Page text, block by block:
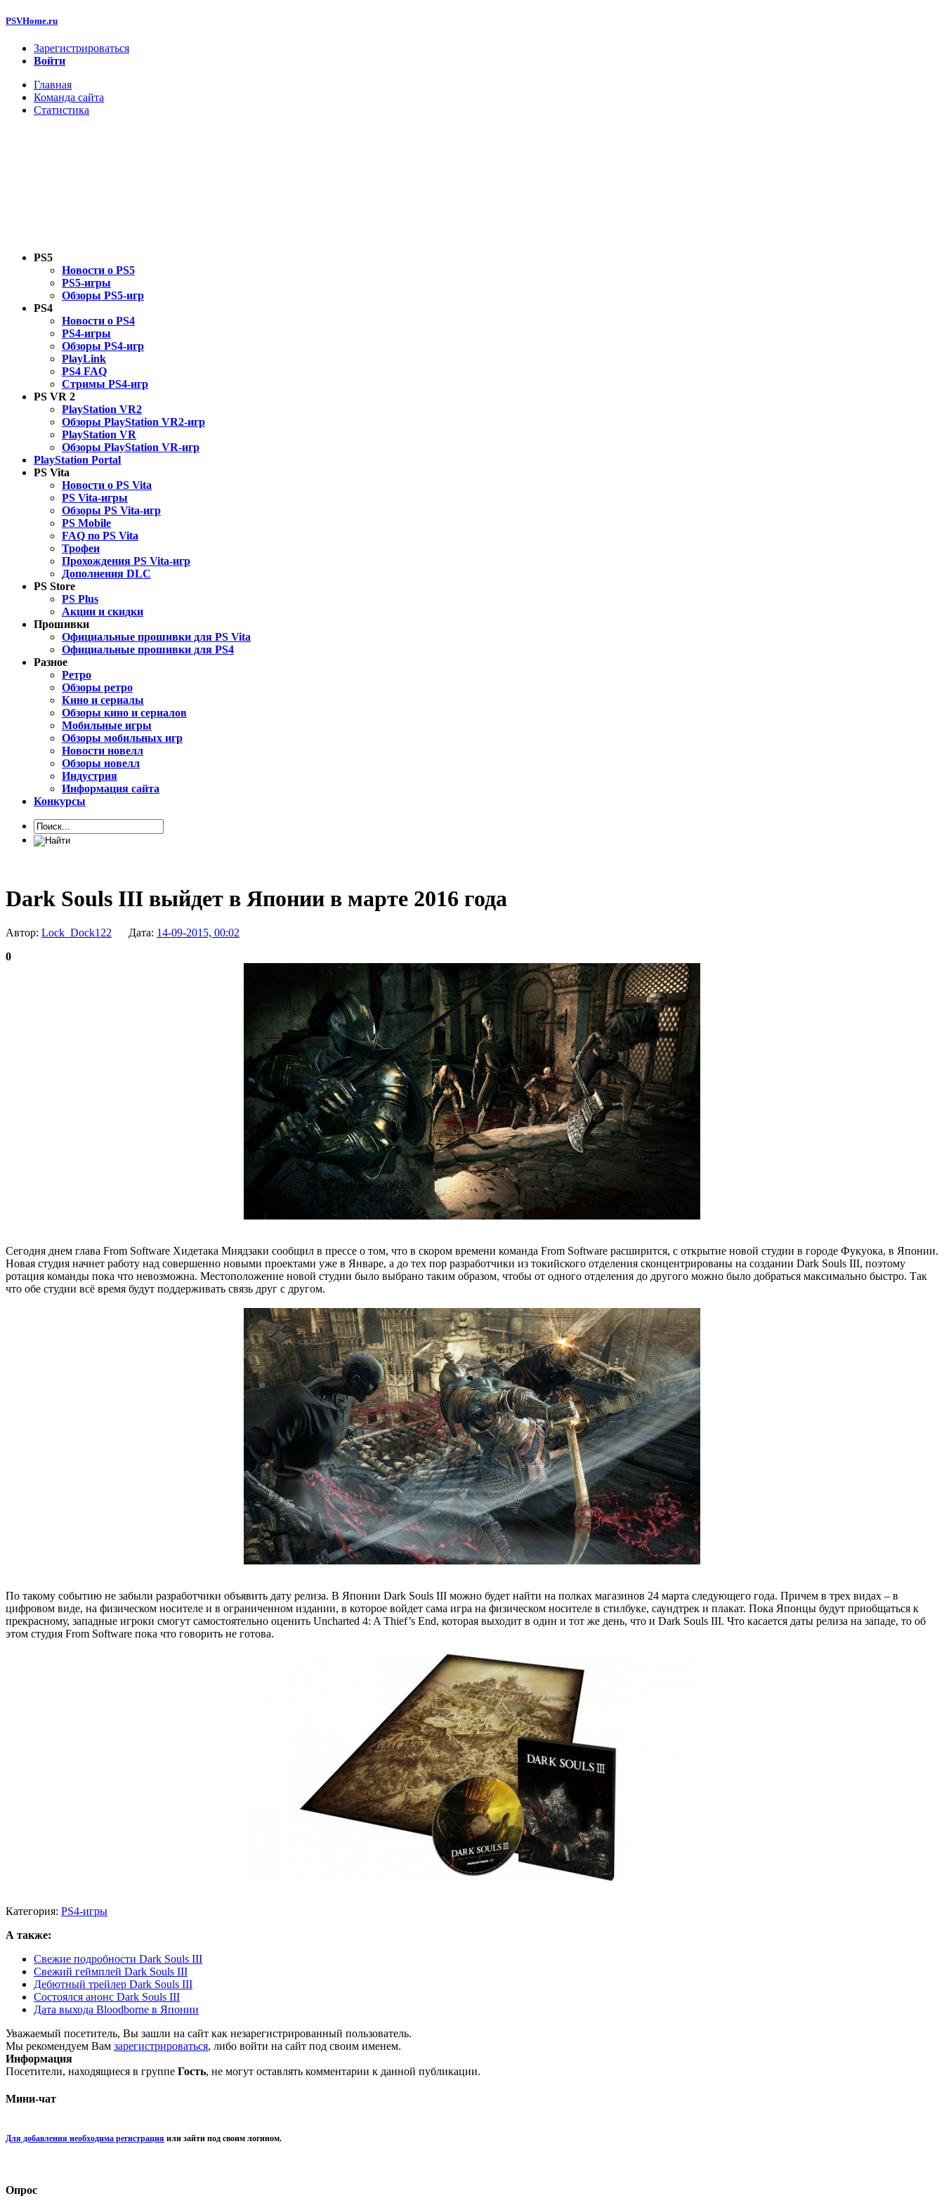
PSVHome.ru
Зарегистрироваться
Войти
Главная
Команда сайта
Статистика
PS5
Новости о PS5
PS5-игры
Обзоры PS5-игр
PS4
Новости о PS4
PS4-игры
Обзоры PS4-игр
PlayLink
PS4 FAQ
Стримы PS4-игр
PS VR 2
PlayStation VR2
Обзоры PlayStation VR2-игр
PlayStation VR
Обзоры PlayStation VR-игр
PlayStation Portal
PS Vita
Новости о PS Vita
PS Vita-игры
Обзоры PS Vita-игр
PS Mobile
FAQ по PS Vita
Трофеи
Прохождения PS Vita-игр
Дополнения DLC
PS Store
PS Plus
Акции и скидки
Прошивки
Официальные прошивки для PS Vita
Официальные прошивки для PS4
Разное
Ретро
Обзоры ретро
Кино и сериалы
Обзоры кино и сериалов
Мобильные игры
Обзоры мобильных игр
Новости новелл
Обзоры новелл
Индустрия
Информация сайта
Конкурсы
Dark Souls III выйдет в Японии в марте 2016 года
Автор: Lock_Dock122 Дата: 14-09-2015, 00:02
0
Сегодня днем глава From Software Хидетака Миядзаки сообщил в прессе о том, что в скором времени команда From Software расширится, с открытие новой студии в городе Фукуока, в Японии.
Новая студия начнет работу над совершенно новыми проектами уже в Январе, а до тех пор разработчики из токийского отделения сконцентрированы на создании Dark Souls III, поэтому
ротация команды пока что невозможна. Местоположение новой студии было выбрано таким образом, чтобы от одного отделения до другого можно было добраться максимально быстро. Так
что обе студии всё время будут поддерживать связь друг с другом.
По такому событию не забыли разработчики объявить дату релиза. В Японии Dark Souls III можно будет найти на полках магазинов 24 марта следующего года. Причем в трех видах – в
цифровом виде, на физическом носителе и в ограниченном издании, в которое войдет сама игра на физическом носителе в стилбуке, саундтрек и плакат. Пока Японцы будут приобщаться к
прекрасному, западные игроки смогут самостоятельно оценить Uncharted 4: A Thief’s End, которая выходит в один и тот же день, что и Dark Souls III. Что касается даты релиза на западе, то об
этом студия From Software пока что говорить не готова.
Категория: PS4-игры
А также:
Свежие подробности Dark Souls III
Свежий геймплей Dark Souls III
Дебютный трейлер Dark Souls III
Состоялся анонс Dark Souls III
Дата выхода Bloodborne в Японии
Уважаемый посетитель, Вы зашли на сайт как незарегистрированный пользователь.
Мы рекомендуем Вам зарегистрироваться, либо войти на сайт под своим именем.
Информация
Посетители, находящиеся в группе Гость, не могут оставлять комментарии к данной публикации.
Мини-чат
Для добавления необходима регистрация или зайти под своим логином.
Опрос